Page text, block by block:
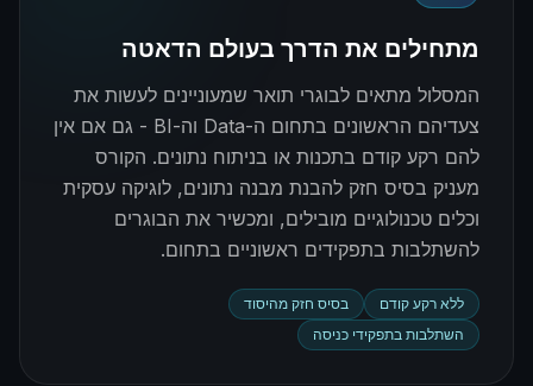
מתחילים את הדרך בעולם הדאטה
המסלול מתאים לבוגרי תואר שמעוניינים לעשות את
צעדיהם הראשונים בתחום ה-Data וה-BI - גם אם אין
להם רקע קודם בתכנות או בניתוח נתונים. הקורס
מעניק בסיס חזק להבנת מבנה נתונים, לוגיקה עסקית
וכלים טכנולוגיים מובילים, ומכשיר את הבוגרים
להשתלבות בתפקידים ראשוניים בתחום.
ללא רקע קודם
בסיס חזק מהיסוד
השתלבות בתפקידי כניסה